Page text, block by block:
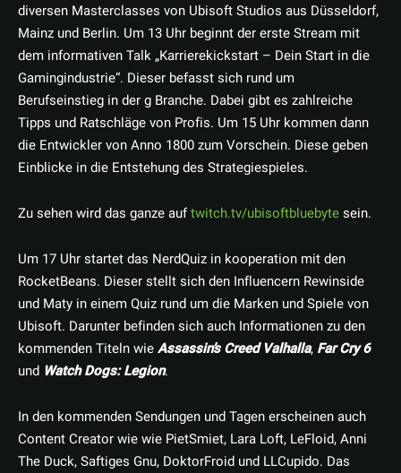
diversen Masterclasses von Ubisoft Studios aus Düsseldorf,
Mainz und Berlin. Um 13 Uhr beginnt der erste Stream mit
dem informativen Talk „Karrierekickstart – Dein Start in die
Gamingindustrie“. Dieser befasst sich rund um
Berufseinstieg in der g Branche. Dabei gibt es zahlreiche
Tipps und Ratschläge von Profis. Um 15 Uhr kommen dann
die Entwickler von Anno 1800 zum Vorschein. Diese geben
Einblicke in die Entstehung des Strategiespieles.
Zu sehen wird das ganze auftwitch.tv/ubisoftbluebytesein.
Um 17 Uhr startet das NerdQuiz in kooperation mit den
RocketBeans. Dieser stellt sich den Influencern Rewinside
und Maty in einem Quiz rund um die Marken und Spiele von
Ubisoft. Darunter befinden sich auch Informationen zu den
kommenden Titeln wieAssassin’s Creed Valhalla, Far Cry 6
und Watch Dogs: Legion.
In den kommenden Sendungen und Tagen erscheinen auch
Content Creator wie wie PietSmiet, Lara Loft, LeFloid, Anni
The Duck, Saftiges Gnu, DoktorFroid und LLCupido. Das